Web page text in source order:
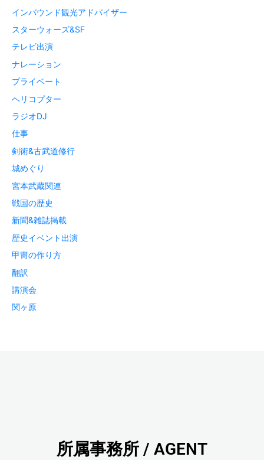
インバウンド観光アドバイザー
スターウォーズ&SF
テレビ出演
ナレーション
プライベート
ヘリコプター
ラジオDJ
仕事
剣術&古武道修行
城めぐり
宮本武蔵関連
戦国の歴史
新聞&雑誌掲載
歴史イベント出演
甲冑の作り方
翻訳
講演会
関ヶ原
所属事務所 / AGENT